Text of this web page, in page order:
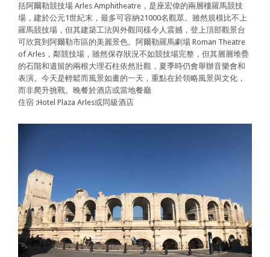
括阿爾勒競技場 Arles Amphitheatre，是座宏偉的兩層樓羅馬競技
場，建於公元1世紀末，最多可容納21000名觀眾。雖然規模比不上
羅馬競技場，但其建築工法與外觀同樣令人震撼，登上頂部觀景台
可欣賞到阿爾勒市區的美麗景色。阿爾勒羅馬劇場 Roman Theatre
of Arles，鄰競技場，雖然保存狀況不如競技場完整，但其層層堆疊
的石階和遺留的兩根大理石柱依然壯觀，夏季時仍會舉辦音樂會和
表演。今天是輕鬆而風景如畫的一天，重點在於領略風景與文化，
而非爬升挑戰。晚餐於酒店或當地餐廳
住宿 :Hotel Plaza Arles或同級酒店